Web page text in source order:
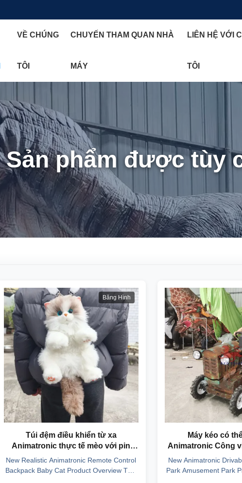
VỀ CHÚNG
TÔI
CHUYẾN THAM QUAN NHÀ
MÁY
LIÊN HỆ VỚI
TÔI
Sản phẩm được tùy
Băng Hình
Túi đệm điều khiển từ xa
Animatronic thực tế mèo với pin
3000mAh 12V và vải đàn hồi kết cấu
- thiết kế tùy chỉnh
New Realistic Animatronic Remote Control
Backpack Baby Cat Product Overview This
Máy kéo có
Animatronic Công
chủ
New Animatronic
Park Amusement Park